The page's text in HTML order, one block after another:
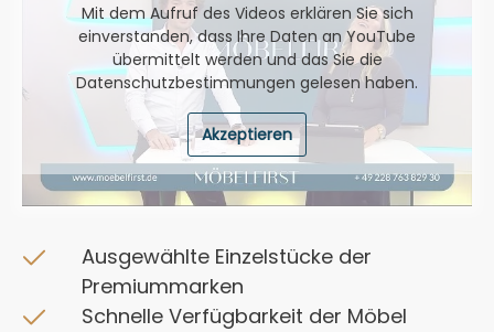
Mit dem Aufruf des Videos erklären Sie sich
einverstanden, dass Ihre Daten an YouTube
übermittelt werden und das Sie die
Datenschutzbestimmungen gelesen haben.
Akzeptieren
Ausgewählte Einzelstücke der
Premiummarken
Schnelle Verfügbarkeit der Möbel